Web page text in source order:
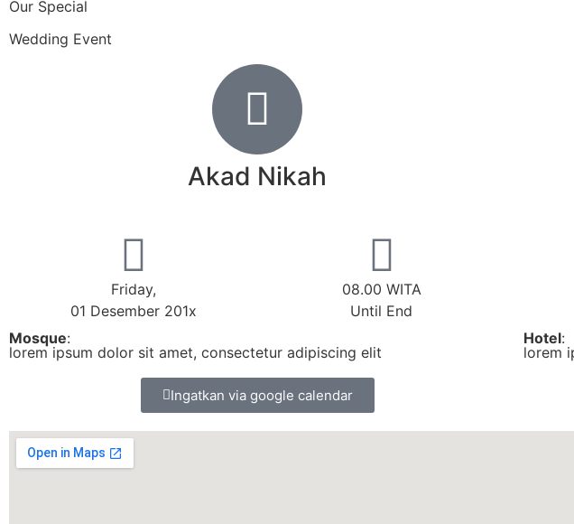
Our Special
Wedding Event
Akad Nikah
Friday,
01 Desember 201x
08.00 WITA
Until End
Mosque:
lorem ipsum dolor sit amet, consectetur adipiscing elit
Ingatkan via google calendar
Hotel:
lorem